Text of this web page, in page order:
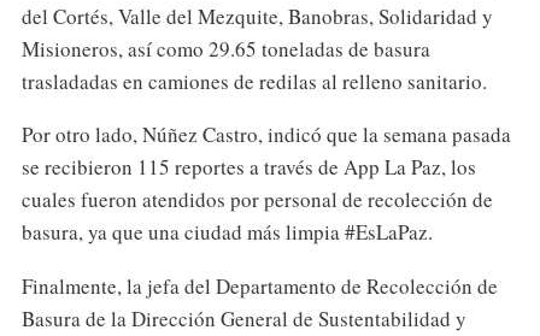
del Cortés, Valle del Mezquite, Banobras, Solidaridad y
Misioneros, así como 29.65 toneladas de basura
trasladadas en camiones de redilas al relleno sanitario.
Por otro lado, Núñez Castro, indicó que la semana pasada
se recibieron 115 reportes a través de App La Paz, los
cuales fueron atendidos por personal de recolección de
basura, ya que una ciudad más limpia #EsLaPaz.
Finalmente, la jefa del Departamento de Recolección de
Basura de la Dirección General de Sustentabilidad y